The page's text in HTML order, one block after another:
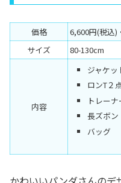
価格
6,600円(税込)
サイズ
80-130cm
内容
ジャケッ
ロンT２
トレーナ
長ズボン
バッグ